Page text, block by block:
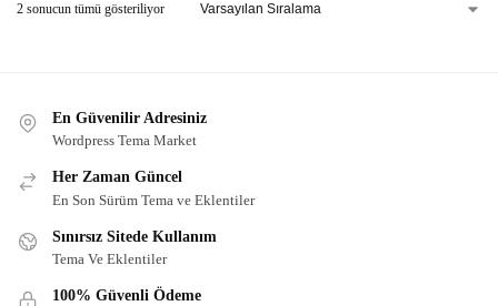
2 sonucun tümü gösteriliyor
En Güvenilir Adresiniz
Wordpress Tema Market
Her Zaman Güncel
En Son Sürüm Tema ve Eklentiler
Sınırsız Sitede Kullanım
Tema Ve Eklentiler
100% Güvenli Ödeme